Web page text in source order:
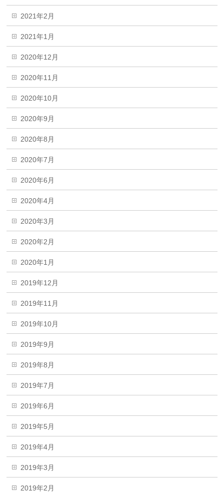
2021年2月
2021年1月
2020年12月
2020年11月
2020年10月
2020年9月
2020年8月
2020年7月
2020年6月
2020年4月
2020年3月
2020年2月
2020年1月
2019年12月
2019年11月
2019年10月
2019年9月
2019年8月
2019年7月
2019年6月
2019年5月
2019年4月
2019年3月
2019年2月